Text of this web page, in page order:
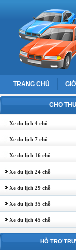
TRANG CHỦ
CHO
Xe du lịch 4 chỗ
Xe du lịch 7 chỗ
Xe du lịch 16 chỗ
Xe du lịch 24 chỗ
Xe du lịch 29 chỗ
Xe du lịch 35 chỗ
Xe du lịch 45 chỗ
HỖ TRỢ